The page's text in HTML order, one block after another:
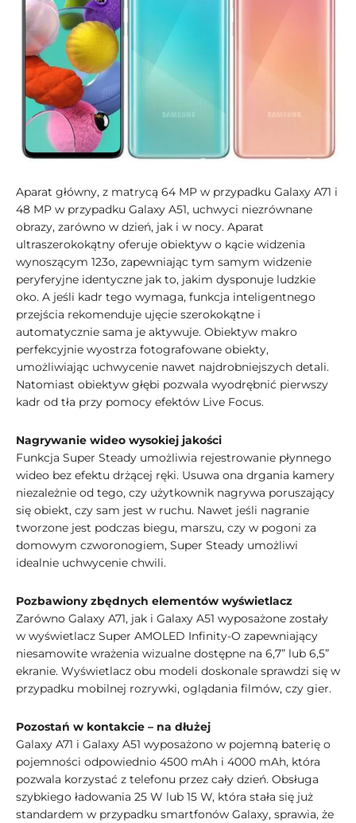
Aparat główny, z matrycą 64 MP w przypadku Galaxy A71 i
48 MP w przypadku Galaxy A51, uchwyci niezrównane
obrazy, zarówno w dzień, jak i w nocy. Aparat
ultraszerokokątny oferuje obiektyw o kącie widzenia
wynoszącym 123o, zapewniając tym samym widzenie
peryferyjne identyczne jak to, jakim dysponuje ludzkie
oko. A jeśli kadr tego wymaga, funkcja inteligentnego
przejścia rekomenduje ujęcie szerokokątne i
automatycznie sama je aktywuje. Obiektyw makro
perfekcyjnie wyostrza fotografowane obiekty,
umożliwiając uchwycenie nawet najdrobniejszych detali.
Natomiast obiektyw głębi pozwala wyodrębnić pierwszy
kadr od tła przy pomocy efektów Live Focus.
Nagrywanie wideo wysokiej jakości
Funkcja Super Steady umożliwia rejestrowanie płynnego
wideo bez efektu drżącej ręki. Usuwa ona drgania kamery
niezależnie od tego, czy użytkownik nagrywa poruszający
się obiekt, czy sam jest w ruchu. Nawet jeśli nagranie
tworzone jest podczas biegu, marszu, czy w pogoni za
domowym czworonogiem, Super Steady umożliwi
idealnie uchwycenie chwili.
Pozbawiony zbędnych elementów wyświetlacz
Zarówno Galaxy A71, jak i Galaxy A51 wyposażone zostały
w wyświetlacz Super AMOLED Infinity-O zapewniający
niesamowite wrażenia wizualne dostępne na 6,7” lub 6,5”
ekranie. Wyświetlacz obu modeli doskonale sprawdzi się w
przypadku mobilnej rozrywki, oglądania filmów, czy gier.
Pozostań w kontakcie – na dłużej
Galaxy A71 i Galaxy A51 wyposażono w pojemną baterię o
pojemności odpowiednio 4500 mAh i 4000 mAh, która
pozwala korzystać z telefonu przez cały dzień. Obsługa
szybkiego ładowania 25 W lub 15 W, która stała się już
standardem w przypadku smartfonów Galaxy, sprawia, że